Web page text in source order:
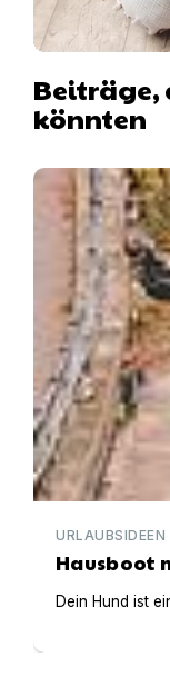
Beiträge,
könnten
Hausboot mit
Hausboot
Dein Hund ist